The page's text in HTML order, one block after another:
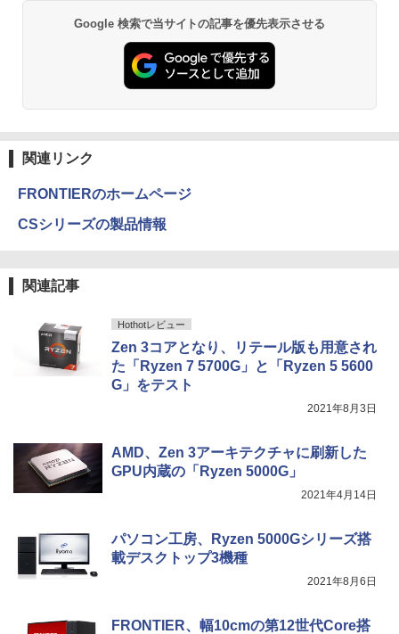
￥4,290
4 ポケモンずかんドリル 5さい 4冊セット
シバつき物件 8 【電子書籍】[ 大森えす ]
￥770
Anker Soundcore P31i ブラック
￥5,990
付き 防水 タッチ式音量調整 スポーツ/通勤/通
学/WEB会議(ホワイト)
￥1,964
Xiaomi シャオミ REDMI Buds 8 Lite ワイヤ
リング ANC 36時間再生
￥3,480
BRUCE WAYNE feat. Flo Milli, ATL Jacob
[Explicit]
￥250
On My Road (Stadium ver.)
￥250
ET ラベルレス ×8本
【Amazon.co.jp限定】 伊藤園 磨かれて、澄
みきった日本の水 2L 8本 ラベルレス [ ケース
] [ 水 ] [ ペットボトル ] [ 箱買い ] [ ストック
￥998
異世界居酒屋「のぶ」(22) (角川コミックス・
エース)
￥832
スーパーの裏でヤニ吸うふたり 9巻 (デジタル
版ビッグガンガンコミックス)
Google 検索で当サイトの記事を優先表示させる
関連リンク
FRONTIERのホームページ
CSシリーズの製品情報
関連記事
Hothotレビュー
Zen 3コアとなり、リテール版も用意され
た「Ryzen 7 5700G」と「Ryzen 5 5600
G」をテスト
2021年8月3日
AMD、Zen 3アーキテクチャに刷新した
GPU内蔵の「Ryzen 5000G」
2021年4月14日
パソコン工房、Ryzen 5000Gシリーズ搭
載デスクトップ3機種
2021年8月6日
FRONTIER、幅10cmの第12世代Core搭